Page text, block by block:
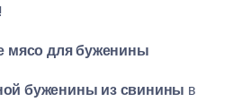
мясо для буженины
буженины из свинины в